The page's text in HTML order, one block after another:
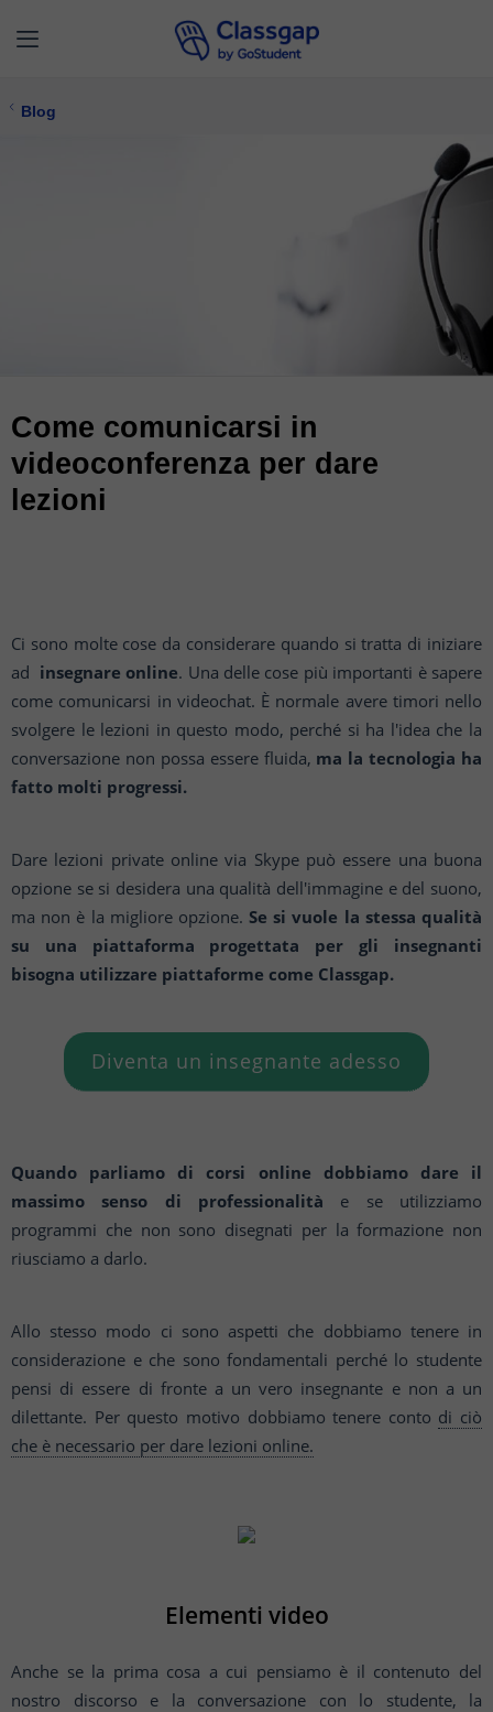
Blog
Come comunicarsi in
videoconferenza per dare
lezioni
Ci sono molte cose da considerare quando si tratta di iniziare
ad insegnare online. Una delle cose più importanti è sapere
come comunicarsi in videochat. È normale avere timori nello
svolgere le lezioni in questo modo, perché si ha l'idea che la
conversazione non possa essere fluida, ma la tecnologia ha
fatto molti progressi.
Dare lezioni private online via Skype può essere una buona
opzione se si desidera una qualità dell'immagine e del suono,
ma non è la migliore opzione.Se si vuole la stessa qualità
su una piattaforma progettata per gli insegnanti
bisogna utilizzare piattaforme come Classgap.
Diventa un insegnante adesso
Quando parliamo di corsi online dobbiamo dare il
massimo senso di professionalità e se utilizziamo
programmi che non sono disegnati per la formazione non
riusciamo a darlo.
Allo stesso modo ci sono aspetti che dobbiamo tenere in
considerazione e che sono fondamentali perché lo studente
pensi di essere di fronte a un vero insegnante e non a un
dilettante. Per questo motivo dobbiamo tenere conto di ciò
che è necessario per dare lezioni online.
Elementi video
Anche se la prima cosa a cui pensiamo è il contenuto del
nostro discorso e la conversazione con lo studente, la